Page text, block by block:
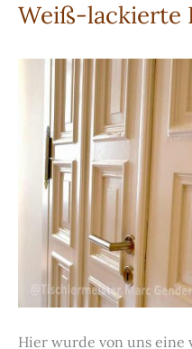
in
Weiß-lackierte
Hier wurde von uns